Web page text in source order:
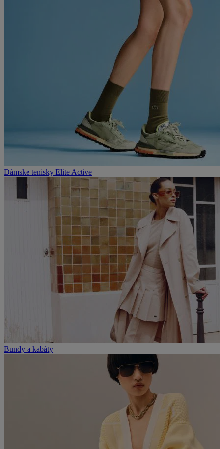
Dámske tenisky Elite Active
Bundy a kabáty